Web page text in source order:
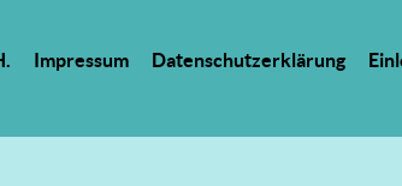
Impressum Datenschutzerklärung